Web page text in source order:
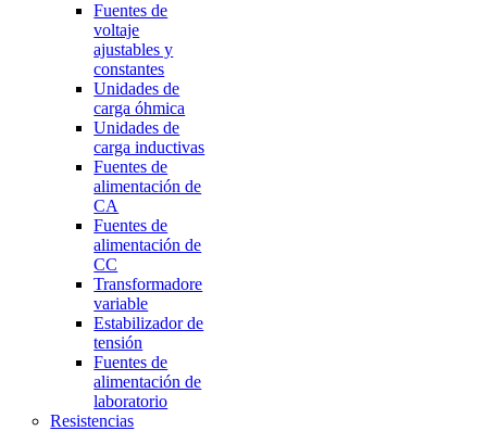
Fuentes de
voltaje
ajustables y
constantes
Unidades de
carga óhmica
Unidades de
carga inductivas
Fuentes de
alimentación de
CA
Fuentes de
alimentación de
CC
Transformadore
variable
Estabilizador de
tensión
Fuentes de
alimentación de
laboratorio
Resistencias